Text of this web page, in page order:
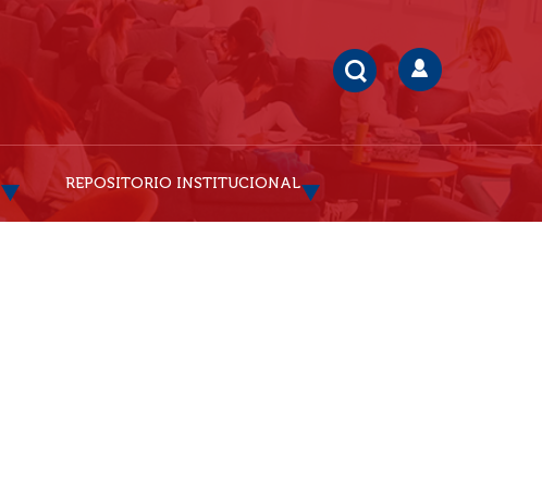
REPOSITORIO INSTITUCIONAL